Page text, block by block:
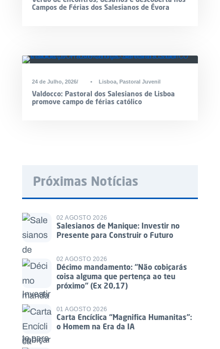
Campos de Férias dos Salesianos de Évora
24 de Julho, 2026 • Lisboa, Pastoral Juvenil
Valdocco: Pastoral dos Salesianos de Lisboa
promove campo de férias católico
Próximas Notícias
02 AGOSTO 2026
Salesianos de Manique: Investir no
Presente para Construir o Futuro
02 AGOSTO 2026
Décimo mandamento: “Não cobiçarás
coisa alguma que pertença ao teu
próximo” (Ex 20,17)
01 AGOSTO 2026
Carta Encíclica “Magnifica Humanitas”:
o Homem na Era da IA